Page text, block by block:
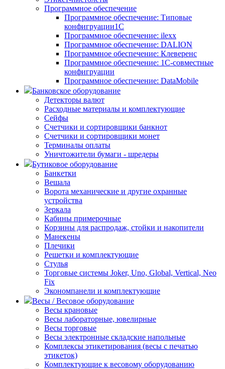
Программное обеспечение
Программное обеспечение: Типовые
конфигруации1С
Программное обеспечение: ilexx
Программное обеспечение: DALION
Программное обеспечение: Клеверенс
Программное обеспечение: 1С-совместные
конфигруации
Программное обеспечение: DataMobile
Банковское оборудование
Детекторы валют
Расходные материалы и комплектующие
Сейфы
Счетчики и сортировщики банкнот
Счетчики и сортировщики монет
Терминалы оплаты
Уничтожители бумаги - шредеры
Бутиковое оборудование
Банкетки
Вешала
Ворота механические и другие охранные
устройства
Зеркала
Кабины примерочные
Корзины для распродаж, стойки и накопители
Манекены
Плечики
Решетки и комплектующие
Стулья
Торговые системы Joker, Uno, Global, Vertical, Neo
Fix
Экономпанели и комплектующие
Весы / Весовое оборудование
Весы крановые
Весы лабораторные, ювелирные
Весы торговые
Весы электронные складские напольные
Комплексы этикетирования (весы с печатью
этикеток)
Комплектующие к весовому оборудованию